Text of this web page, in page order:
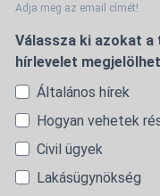
Adja meg az email címét!
Válassza ki azokat a
hírlevelet
Általános hírek
Hogyan vehetek
Civil ügyek
Lakásügynökség